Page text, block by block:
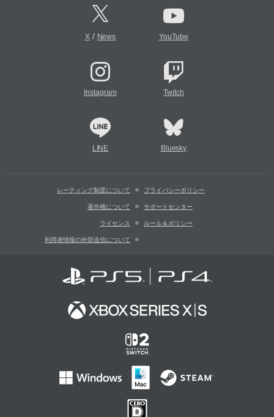
X/ News YouTube
Instagram Twitch
LINE Bluesky
レーティング制度について プライバシーポリシー
著作権について サポートセンター
ライセンス ルール＆ポリシー
利用者情報の外部送信について